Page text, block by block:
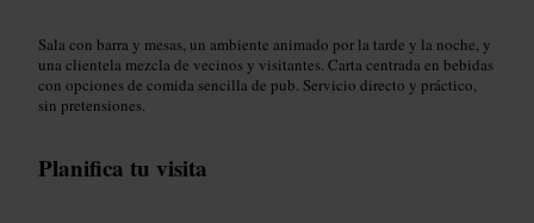
Sala con barra y mesas, un ambiente animado por la tarde y la noche, y
una clientela mezcla de vecinos y visitantes. Carta centrada en bebidas
con opciones de comida sencilla de pub. Servicio directo y práctico,
sin pretensiones.
Planifica tu visita